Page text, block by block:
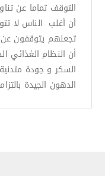
التوقف تماما عن
أن أغلب الناس لا
تجعلهم يتوقفون
أن النظام الغذائي
السكر و جودة
الدهون الجيدة